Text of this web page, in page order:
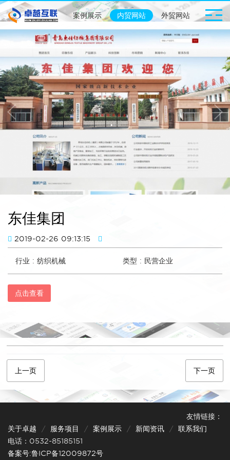
案例展示 内贸网站 外贸网站 店铺装
东佳集团
2019-02-26 09:13:15
行业 : 纺织机械 类型 : 民营企业
点击查看
上一页 下一页
友情链接：
关于卓越
服务项目 案例展示 新闻资讯
联系我们
电话：0532-85185151
备案号:鲁ICP备12009872号